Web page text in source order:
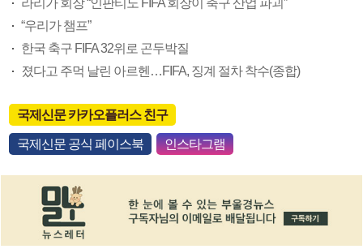
라리가 회장 “인판티노 FIFA 회장이 축구 산업 파괴”
“우리가 챔프”
한국 축구 FIFA 32위로 곤두박질
졌다고 주먹 날린 아르헨…FIFA, 징계 절차 착수(종합)
국제신문 카카오플러스 친구
국제신문 공식 페이스북 인스타그램